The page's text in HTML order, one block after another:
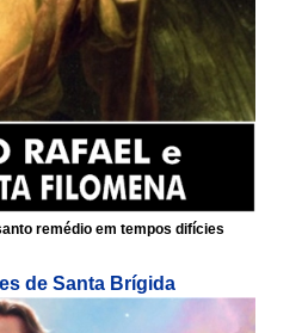
remédio em tempos difícies
de Santa Brígida